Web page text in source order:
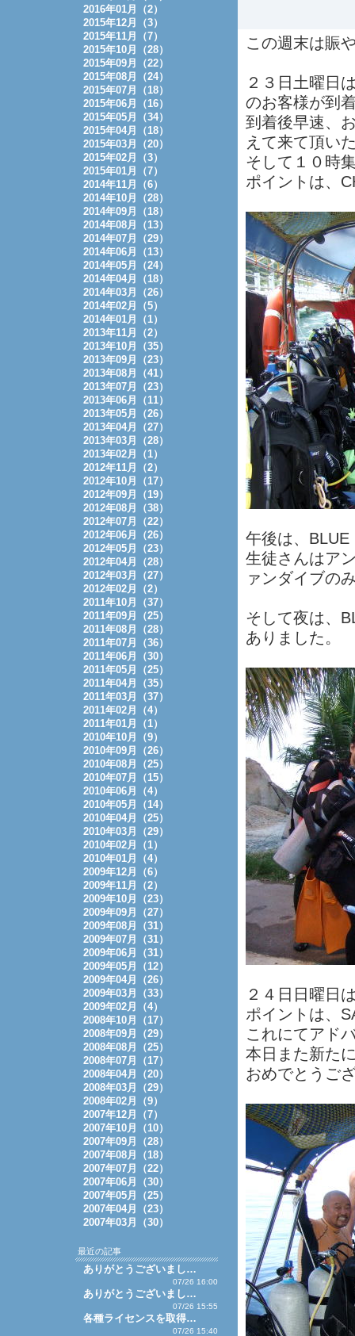
この週末は賑
２３日土曜日
のお客様が到
到着後早速、
えて来て頂い
そして１０時
ポイントは、
午後は、BLUE
生徒さんはア
ァンダイブの
そして夜は、
ありました。
２４日日曜日
ポイントは、
これにてアド
本日また新た
おめでとうご
2016年01月（2）
2015年12月（3）
2015年11月（7）
2015年10月（28）
2015年09月（22）
2015年08月（24）
2015年07月（18）
2015年06月（16）
2015年05月（34）
2015年04月（18）
2015年03月（20）
2015年02月（3）
2015年01月（7）
2014年11月（6）
2014年10月（28）
2014年09月（18）
2014年08月（13）
2014年07月（29）
2014年06月（13）
2014年05月（24）
2014年04月（18）
2014年03月（26）
2014年02月（5）
2014年01月（1）
2013年11月（2）
2013年10月（35）
2013年09月（23）
2013年08月（41）
2013年07月（23）
2013年06月（11）
2013年05月（26）
2013年04月（27）
2013年03月（28）
2013年02月（1）
2012年11月（2）
2012年10月（17）
2012年09月（19）
2012年08月（38）
2012年07月（22）
2012年06月（26）
2012年05月（23）
2012年04月（28）
2012年03月（27）
2012年02月（2）
2011年10月（37）
2011年09月（25）
2011年08月（28）
2011年07月（36）
2011年06月（30）
2011年05月（25）
2011年04月（35）
2011年03月（37）
2011年02月（4）
2011年01月（1）
2010年10月（9）
2010年09月（26）
2010年08月（25）
2010年07月（15）
2010年06月（4）
2010年05月（14）
2010年04月（25）
2010年03月（29）
2010年02月（1）
2010年01月（4）
2009年12月（6）
2009年11月（2）
2009年10月（23）
2009年09月（27）
2009年08月（31）
2009年07月（31）
2009年06月（31）
2009年05月（12）
2009年04月（26）
2009年03月（33）
2009年02月（4）
2008年10月（17）
2008年09月（29）
2008年08月（25）
2008年07月（17）
2008年04月（20）
2008年03月（29）
2008年02月（9）
2007年12月（7）
2007年10月（10）
2007年09月（28）
2007年08月（18）
2007年07月（22）
2007年06月（30）
2007年05月（25）
2007年04月（23）
2007年03月（30）
最近の記事
ありがとうございまし…
07/26 16:00
ありがとうございまし…
07/26 15:55
各種ライセンスを取得…
07/26 15:40